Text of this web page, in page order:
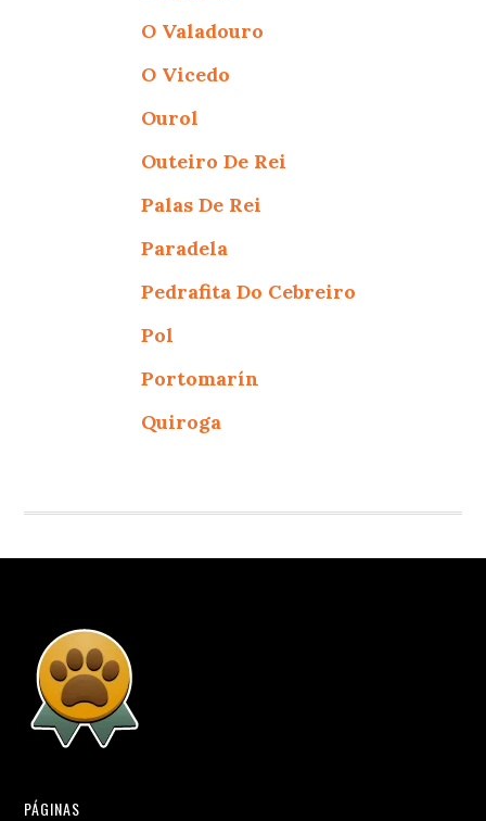
O Valadouro
O Vicedo
Ourol
Outeiro De Rei
Palas De Rei
Paradela
Pedrafita Do Cebreiro
Pol
Portomarín
Quiroga
PÁGINAS